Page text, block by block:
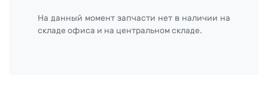
На данный момент запчасти нет в наличии на
складе офиса и на центральном складе.